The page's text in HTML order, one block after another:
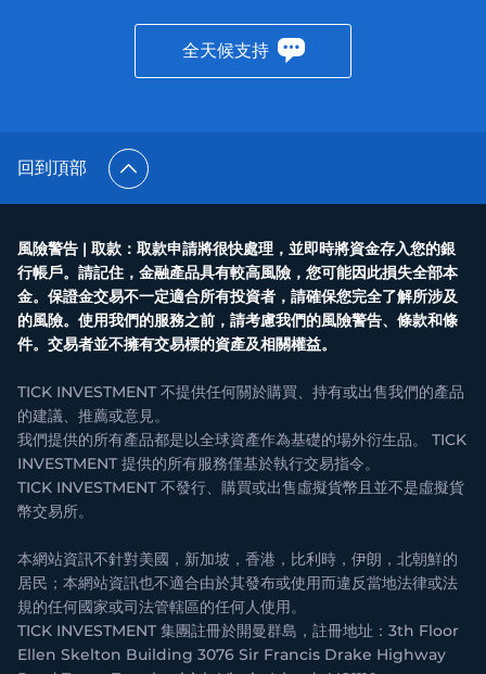
全天候支持
回到頂部
風險警告 | 取款：取款申請將很快處理，並即時將資金存入您的銀
行帳戶。請記住，金融產品具有較高風險，您可能因此損失全部本
金。保證金交易不一定適合所有投資者，請確保您完全了解所涉及
的風險。使用我們的服務之前，請考慮我們的風險警告、條款和條
件。交易者並不擁有交易標的資產及相關權益。
TICK INVESTMENT 不提供任何關於購買、持有或出售我們的產品
的建議、推薦或意見。
我們提供的所有產品都是以全球資產作為基礎的場外衍生品。 TICK
INVESTMENT 提供的所有服務僅基於執行交易指令。
TICK INVESTMENT 不發行、購買或出售虛擬貨幣且並不是虛擬貨
幣交易所。
本網站資訊不針對美國，新加坡，香港，比利時，伊朗，北朝鮮的
居民；本網站資訊也不適合由於其發布或使用而違反當地法律或法
規的任何國家或司法管轄區的任何人使用。
TICK INVESTMENT 集團註冊於開曼群島，註冊地址：3th Floor
Ellen Skelton Building 3076 Sir Francis Drake Highway